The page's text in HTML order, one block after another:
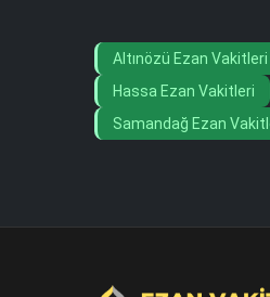
Altınözü Ezan Vakitleri
Hassa Ezan Vakitleri
Samandağ Ezan